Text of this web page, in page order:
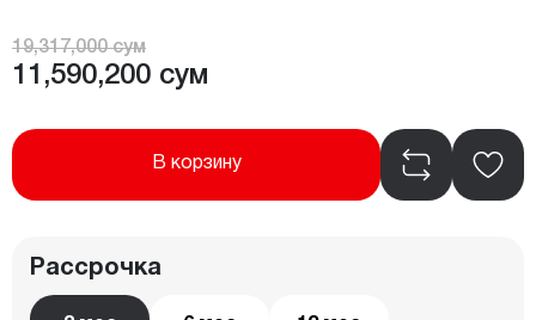
19,317,000 сум
11,590,200 сум
В корзину
Рассрочка